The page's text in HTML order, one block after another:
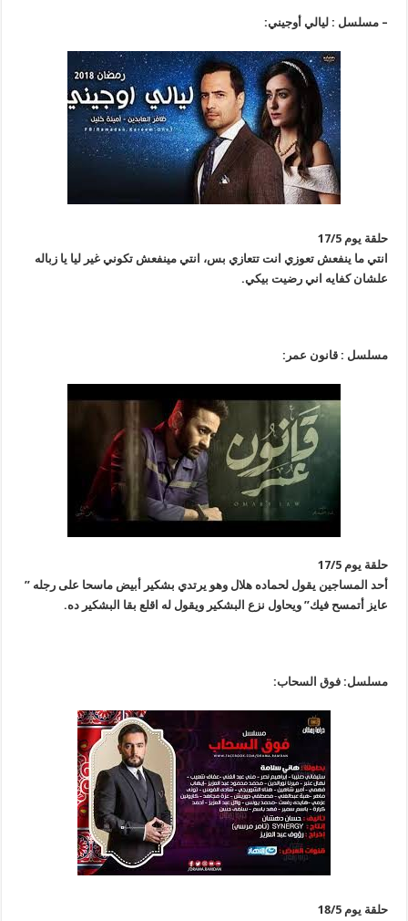
– مسلسل : ليالي أوجيني:
حلقة يوم 17/5
انتي ما ينفعش تعوزي انت تتعازي بس، انتي مينفعش تكوني غير ليا يا زباله
علشان كفايه اني رضيت بيكي.
مسلسل : قانون عمر:
حلقة يوم 17/5
أحد المساجين يقول لحماده هلال وهو يرتدي بشكير أبيض ماسحا على رجله ”
عايز أتمسح فيك” ويحاول نزع البشكير ويقول له اقلع بقا البشكير ده.
مسلسل: فوق السحاب:
حلقة يوم 18/5